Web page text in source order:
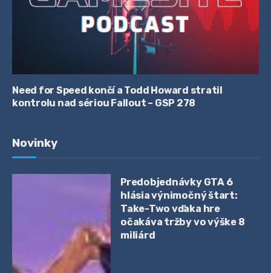
Need for Speed končí a Todd Howard stratil
kontrolu nad sériou Fallout – GSP 278
Novinky
Predobjednávky GTA 6
hlásia výnimočný štart:
Take-Two vďaka hre
očakáva tržby vo výške 8
miliárd